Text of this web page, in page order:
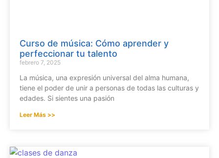
Curso de música: Cómo aprender y
perfeccionar tu talento
febrero 7, 2025
La música, una expresión universal del alma humana,
tiene el poder de unir a personas de todas las culturas y
edades. Si sientes una pasión
Leer Más >>